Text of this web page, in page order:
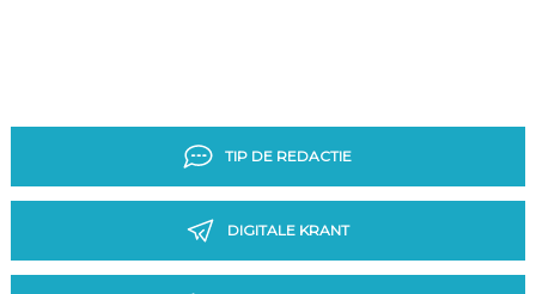
TIP DE REDACTIE
DIGITALE KRANT